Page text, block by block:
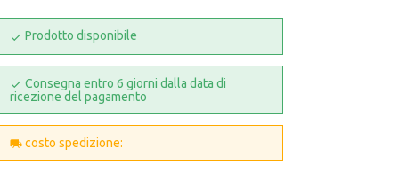
Prodotto disponibile
Consegna entro 6 giorni dalla data di
ricezione del pagamento
costo spedizione: